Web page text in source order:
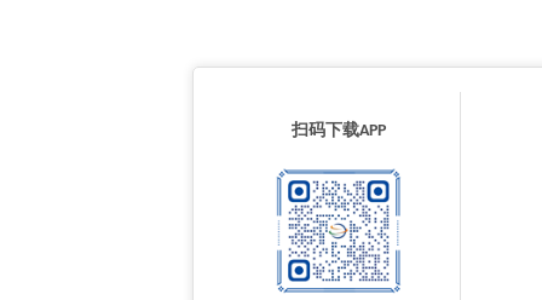
扫码下载APP